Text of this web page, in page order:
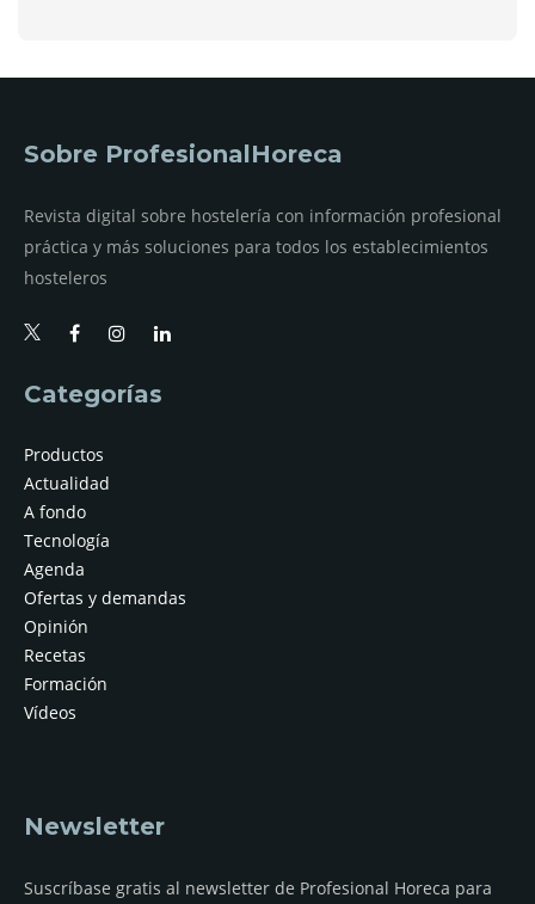
Sobre ProfesionalHoreca
Revista digital sobre hostelería con información profesional
práctica y más soluciones para todos los establecimientos
hosteleros
Categorías
Productos
Actualidad
A fondo
Tecnología
Agenda
Ofertas y demandas
Opinión
Recetas
Formación
Vídeos
Newsletter
Suscríbase gratis al newsletter de Profesional Horeca para